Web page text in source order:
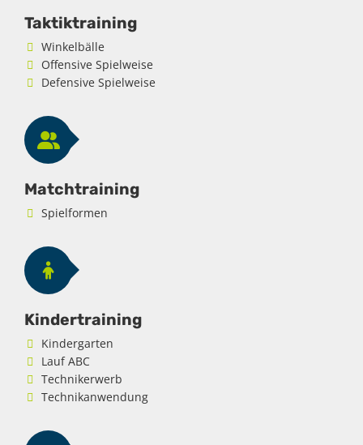
Taktiktraining
Winkelbälle
Offensive Spielweise
Defensive Spielweise
Matchtraining
Spielformen
Kindertraining
Kindergarten
Lauf ABC
Technikerwerb
Technikanwendung